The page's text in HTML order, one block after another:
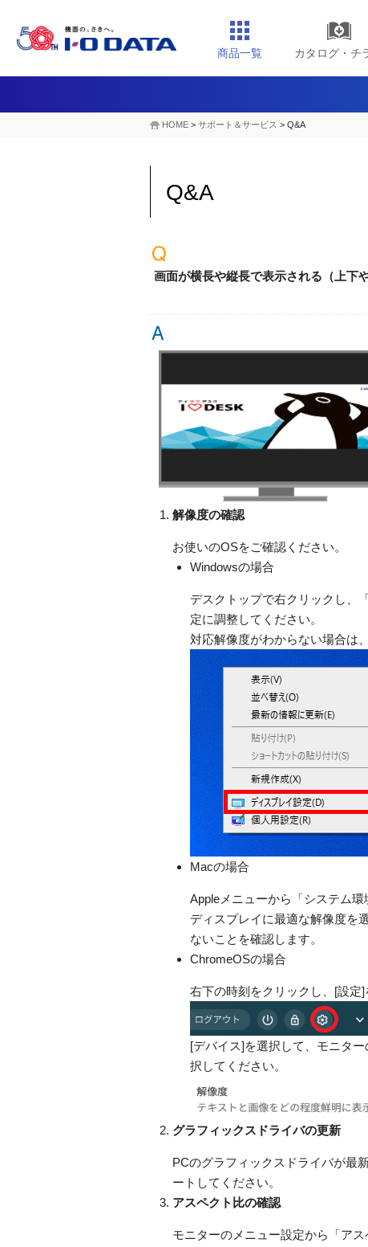
商品一覧 カタログ・チ
HOME > サポート＆サービス > Q&A
Q&A
画面が横長や縦長で表示される（上下
解像度の確認
お使いのOSをご確認ください。
Windowsの場合
デスクトップで右クリックし、
定に調整してください。
対応解像度がわからない場合は
Macの場合
Appleメニューから「システム
ディスプレイに最適な解像度を
ないことを確認します。
ChromeOSの場合
右下の時刻をクリックし、[設定]
[デバイス]を選択して、モニタ
択してください。
グラフィックスドライバの更新
PCのグラフィックスドライバが最
ートしてください。
アスペクト比の確認
モニターのメニュー設定から「ア